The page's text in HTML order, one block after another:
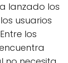
lanzado los
usuarios
los